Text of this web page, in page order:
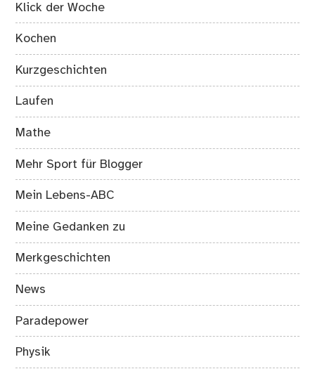
Klick der Woche
Kochen
Kurzgeschichten
Laufen
Mathe
Mehr Sport für Blogger
Mein Lebens-ABC
Meine Gedanken zu
Merkgeschichten
News
Paradepower
Physik